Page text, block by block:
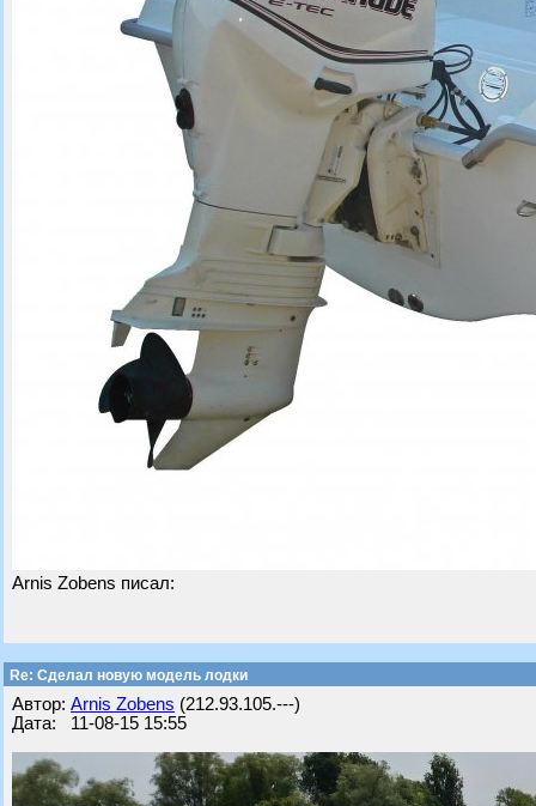
Arnis Zobens писал:
Re: Cделал новую модель лодки
Автор: Arnis Zobens (212.93.105.---)
Дата: 11-08-15 15:55